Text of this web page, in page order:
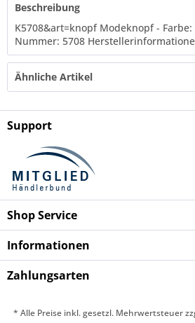
Beschreibung
K5708&art=knopf Modeknopf -
Nummer: 5708
Ähnliche Artikel
Support
Shop Service
Informationen
Zahlungsarten
* Alle Preise inkl. gesetzl. Mehrwertsteuer